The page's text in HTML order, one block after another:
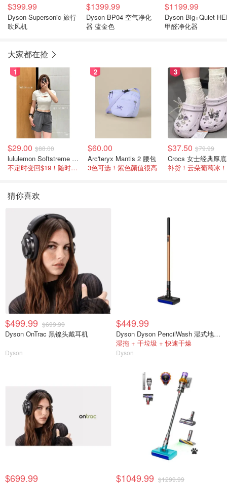
$399.99
Dyson Supersonic 旅行
吹风机
$1399.99
Dyson BP04 空气净化
器 蓝金色
$1199.99
Dyson Big+Quiet
甲醛净化器
大家都在抢
1
$29.00 $88.00
lululemon Softstreme 女士高腰短裤 10cm
不定时变回$19！随时点进来看
2
$60.00
Arc'teryx Mantis 2 腰包
3色可选！紫色颜值很高
3
$37.50 $79.99
补货！云朵葡萄冰！
猜你喜欢
$499.99 $699.99
Dyson OnTrac 黑镍头戴耳机
Dyson
$449.99
Dyson Dyson PencilWash 湿式地板清洁器
湿拖 + 干垃圾 + 快速干燥
Dyson
$699.99 $1049.99 $1299.99